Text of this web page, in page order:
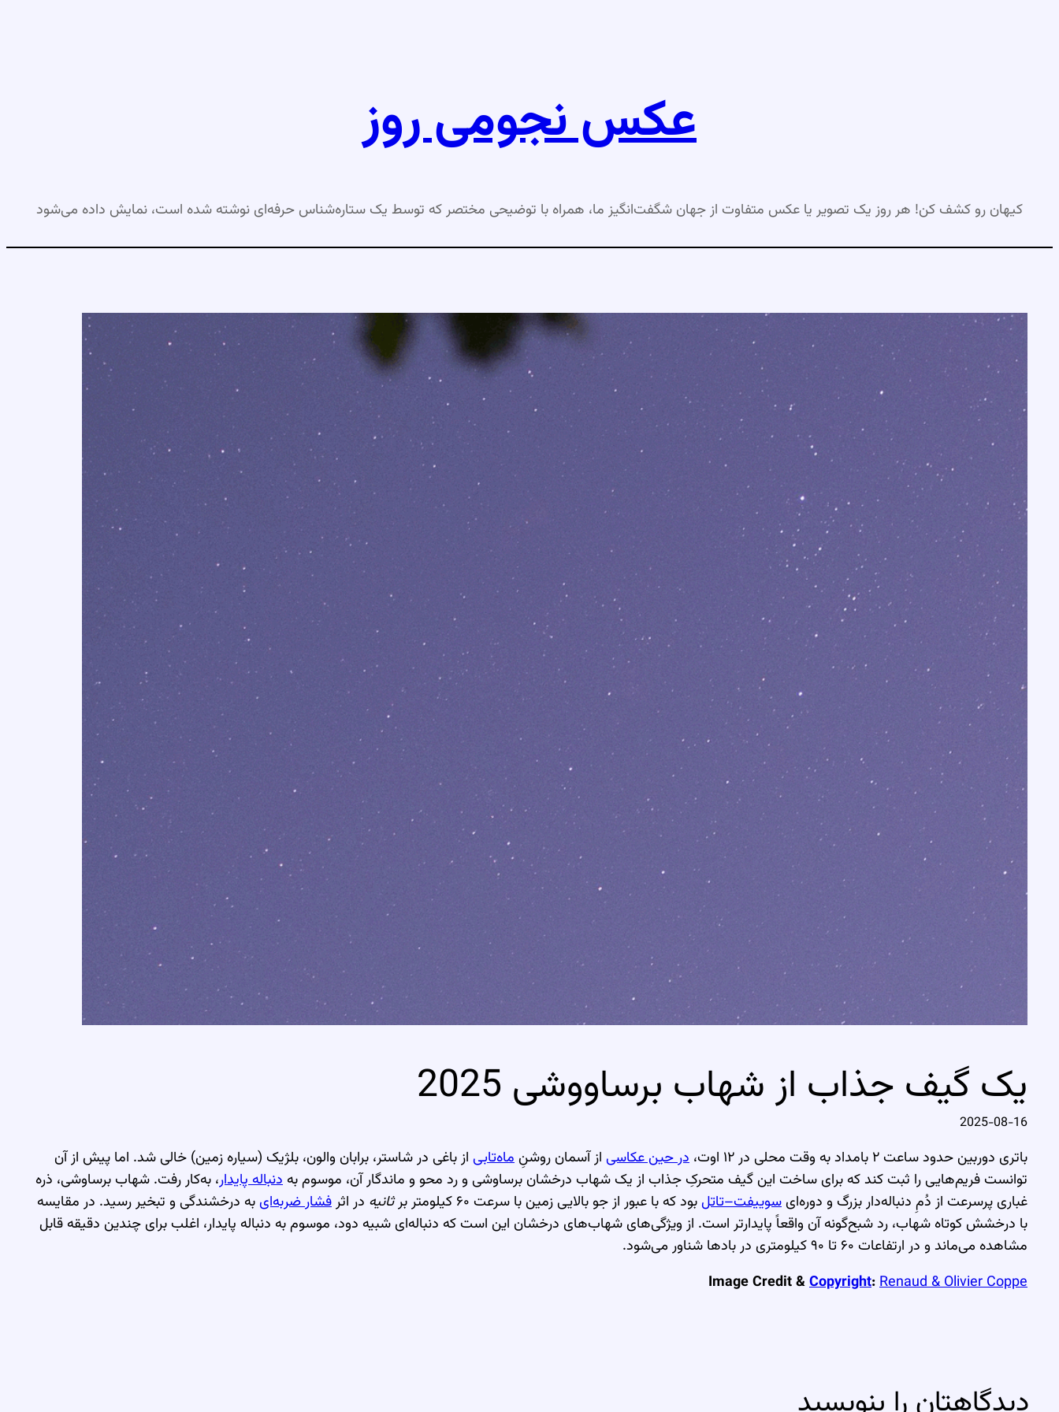
عکس نجومی روز
کیهان رو کشف کن! هر روز یک تصویر یا عکس متفاوت از جهان شگفت‌انگیز ما، همراه با توضیحی مختصر که توسط یک ستاره‌شناس حرفه‌ای نوشته شده است، نمایش داده می‌شود
یک گیف جذاب از شهاب برساووشی 2025
2025-08-16
باتری دوربین حدود ساعت ۲ بامداد به وقت محلی در ۱۲ اوت، در حین عکاسی از آسمان روشنِماه‌تابی از باغی در شاستر، برابان والون، بلژیک (سیاره زمین) خالی شد. اما پیش از آن
توانست فریم‌هایی را ثبت کند که برای ساخت این گیف متحرکِ جذاب از یک شهاب درخشان برساوشی و رد محو و ماندگار آن، موسوم به دنباله پایدار، به‌کار رفت. شهاب برساوشی، ذره
غباری پرسرعت از دُمِ دنباله‌دار بزرگ و دوره‌ایسوییفت–تاتل بود که با عبور از جو بالایی زمین با سرعت ۶۰ کیلومتر بر ثانیه در اثرفشار ضربه‌ایبه درخشندگی و تبخیر رسید. در مقایسه
با درخشش کوتاه شهاب، رد شبح‌گونه آن واقعاً پایدارتر است. از ویژگی‌های شهاب‌های درخشان این است که دنباله‌ای شبیه دود، موسوم به دنباله پایدار، اغلب برای چندین دقیقه قابل
مشاهده می‌ماند و در ارتفاعات ۶۰ تا ۹۰ کیلومتری در بادها شناور می‌شود.
Image Credit &Copyright:Renaud & Olivier Coppe